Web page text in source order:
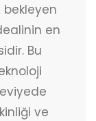
en
Bu
ve